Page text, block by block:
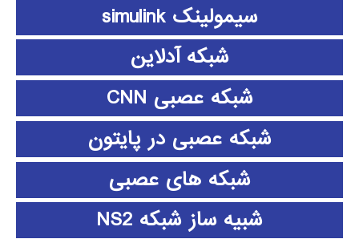
سیمولینک simulink
شبکه آدلاین
شبکه عصبی CNN
شبکه عصبی در پایتون
شبکه های عصبی
شبیه ساز شبکه NS2